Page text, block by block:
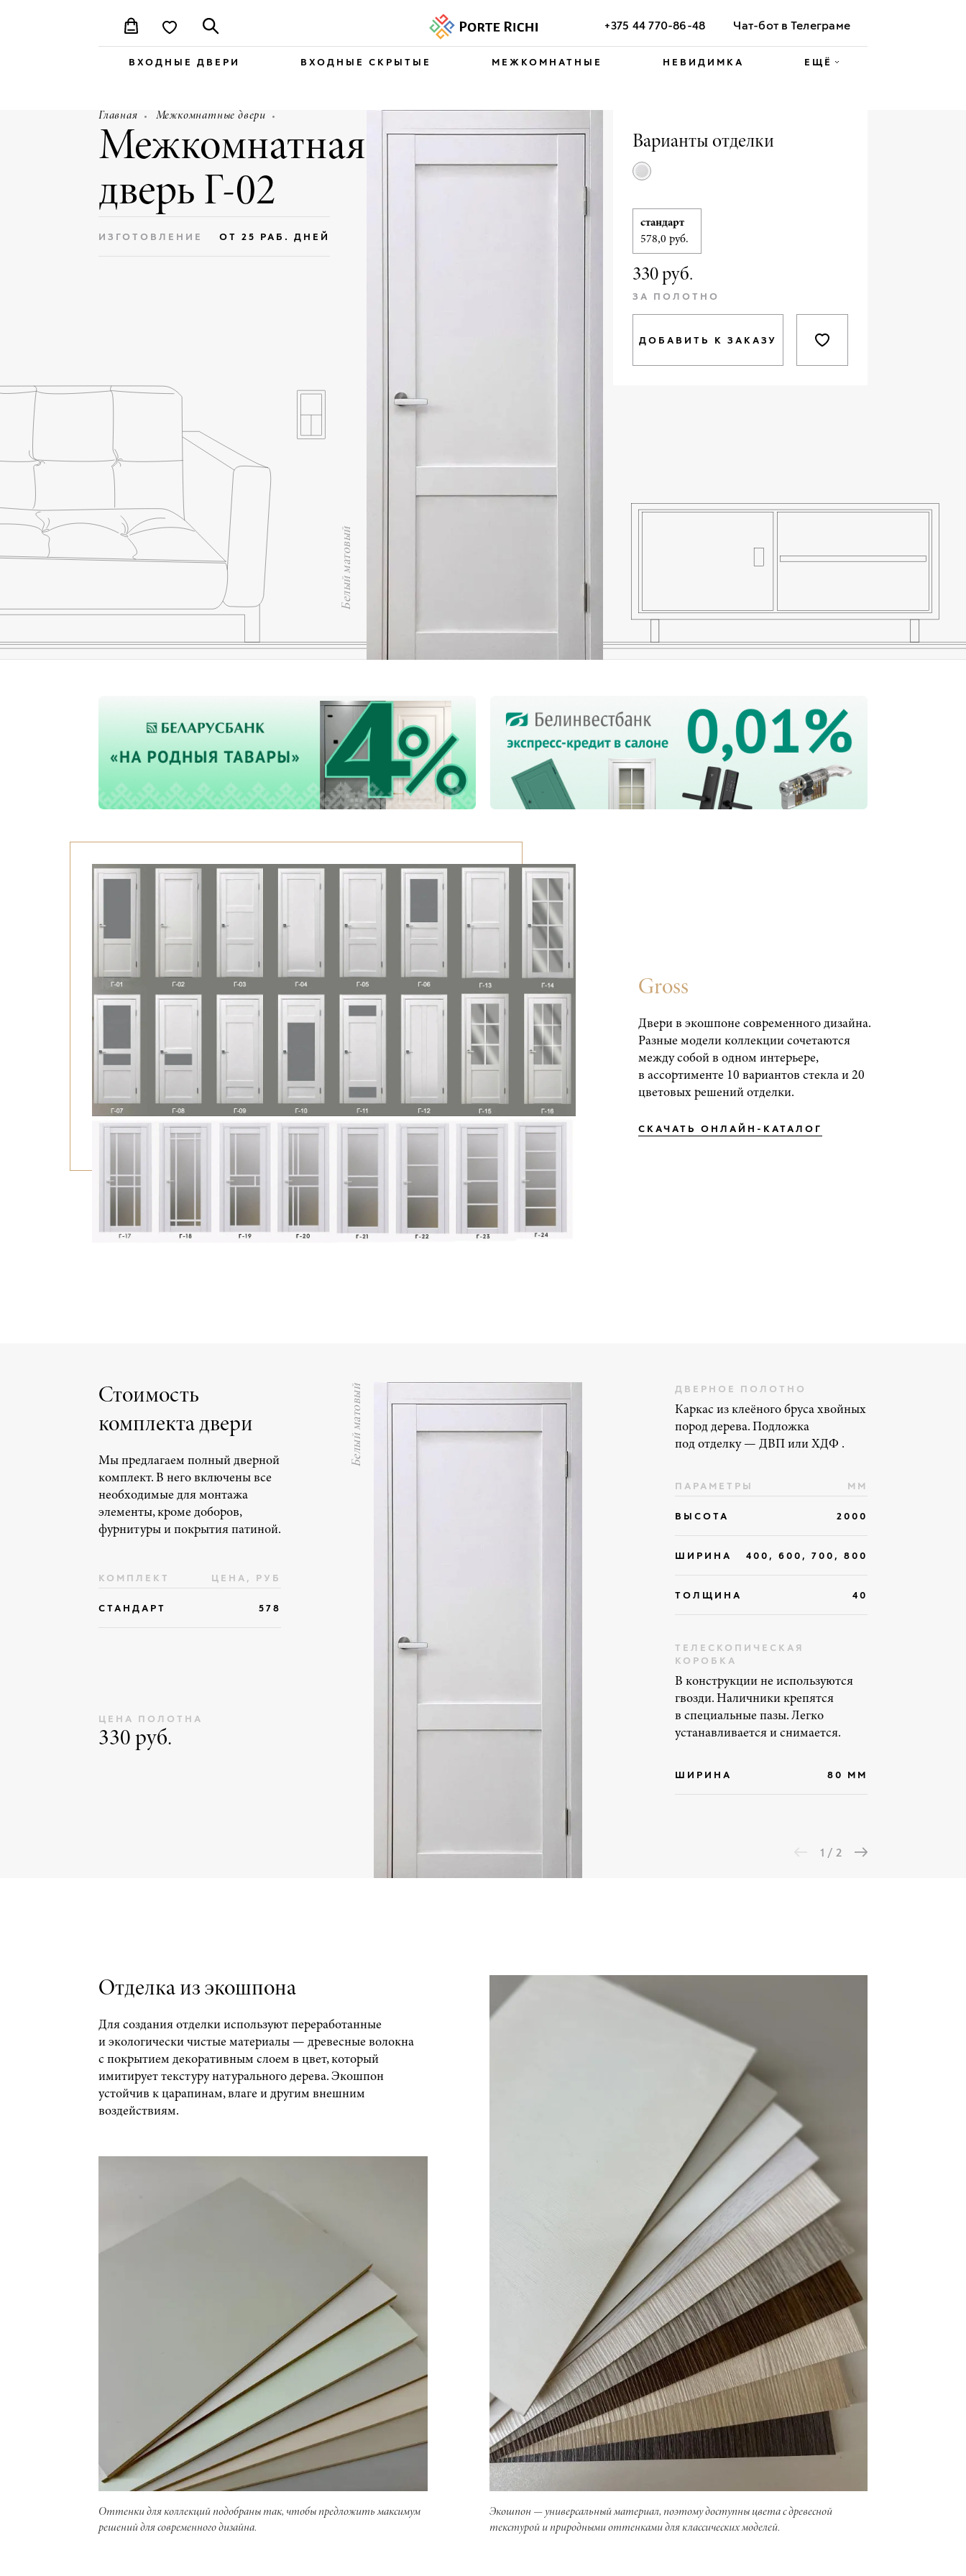
+375 44 770-86-48 Чат-бот в Телеграме
ВХОДНЫЕ ДВЕРИ ВХОДНЫЕ СКРЫТЫЕ МЕЖКОМНАТНЫЕ НЕВИДИМКА ЕЩЁ
Главная Межкомнатные двери
Межкомнатная
дверь Г-02
ИЗГОТОВЛЕНИЕ ОТ 25 РАБ. ДНЕЙ
Белый матовый
Варианты отделки
стандарт
578,0 руб.
330 руб.
ЗА ПОЛОТНО
ДОБАВИТЬ К ЗАКАЗУ
Gross
Двери в экошпоне современного дизайна.
Разные модели коллекции сочетаются
между собой в одном интерьере,
в ассортименте 10 вариантов стекла и 20
цветовых решений отделки.
СКАЧАТЬ ОНЛАЙН-КАТАЛОГ
Стоимость
комплекта двери
Мы предлагаем полный дверной
комплект. В него включены все
необходимые для монтажа
элементы, кроме доборов,
фурнитуры и покрытия патиной.
КОМПЛЕКТ ЦЕНА, РУБ
СТАНДАРТ 578
ЦЕНА ПОЛОТНА
330 руб.
Белый матовый ДВЕРНОЕ ПОЛОТНО
Каркас из клеёного бруса хвойных
пород дерева. Подложка
под отделку — ДВП или ХДФ .
ПАРАМЕТРЫ ММ
ВЫСОТА 2000
ШИРИНА 400, 600, 700, 800
ТОЛЩИНА 40
ТЕЛЕСКОПИЧЕСКАЯ
КОРОБКА
В конструкции не используются
гвозди. Наличники крепятся
в специальные пазы. Легко
устанавливается и снимается.
ШИРИНА 80 ММ
1 / 2
Отделка из экошпона
Для создания отделки используют переработанные
и экологически чистые материалы — древесные волокна
с покрытием декоративным слоем в цвет, который
имитирует текстуру натурального дерева. Экошпон
устойчив к царапинам, влаге и другим внешним
воздействиям.
Оттенки для коллекций подобраны так, чтобы предложить максимум
решений для современного дизайна.
Экошпон — универсальный материал, поэтому доступны цвета с древесной
текстурой и природными оттенками для классических моделей.